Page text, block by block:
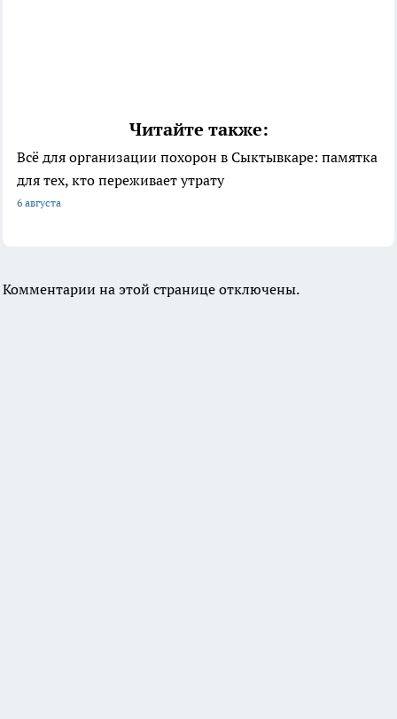
Читайте также:
Всё для организации похорон в Сыктывкаре: памятка
для тех, кто переживает утрату
6 августа
Комментарии на этой странице отключены.